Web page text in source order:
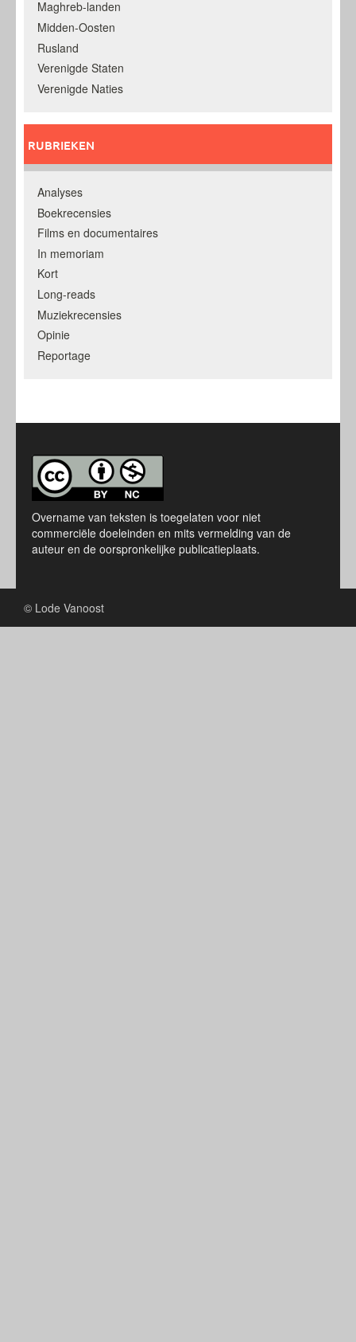
Maghreb-landen
Midden-Oosten
Rusland
Verenigde Staten
Verenigde Naties
RUBRIEKEN
Analyses
Boekrecensies
Films en documentaires
In memoriam
Kort
Long-reads
Muziekrecensies
Opinie
Reportage
Overname van teksten is toegelaten voor niet
commerciële doeleinden en mits vermelding van de
auteur en de oorspronkelijke publicatieplaats.
© Lode Vanoost